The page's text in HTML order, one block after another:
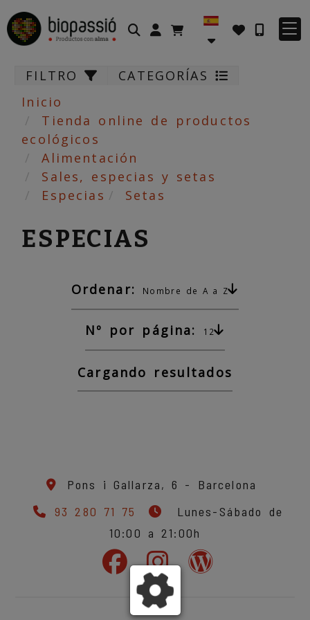
Identifícate
FILTRO
CATEGORÍAS
Inicio
Tienda online de productos
ecológicos
Alimentación
Sales, especias y setas
Especias
Setas
ESPECIAS
Ordenar: Nombre de A a Z
Nº por página: 12
Cargando resultados
Pons i Gallarza, 6 - Barcelona
93 280 71 75
Lunes-Sábado de
10:00 a 21:00h